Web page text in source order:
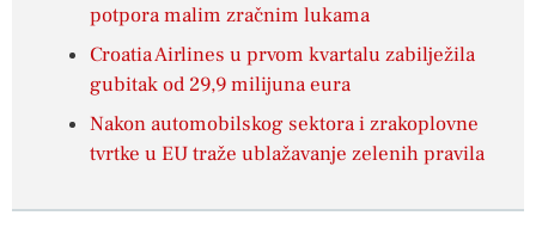
potpora malim zračnim lukama
Croatia Airlines u prvom kvartalu zabilježila
gubitak od 29,9 milijuna eura
Nakon automobilskog sektora i zrakoplovne
tvrtke u EU traže ublažavanje zelenih pravila